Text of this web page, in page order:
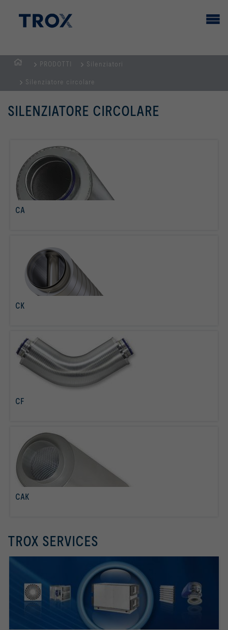
PRODOTTI Silenziatori
Silenziatore circolare
SILENZIATORE CIRCOLARE
CA
CK
CF
CAK
TROX SERVICES